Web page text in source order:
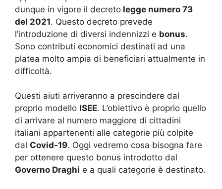
dunque in vigore il decreto legge numero 73
del 2021. Questo decreto prevede
l’introduzione di diversi indennizzi e bonus.
Sono contributi economici destinati ad una
platea molto ampia di beneficiari attualmente in
difficoltà.
Questi aiuti arriveranno a prescindere dal
proprio modello ISEE. L’obiettivo è proprio quello
di arrivare al numero maggiore di cittadini
italiani appartenenti alle categorie più colpite
dal Covid-19. Oggi vedremo cosa bisogna fare
per ottenere questo bonus introdotto dal
Governo Draghi e a quali categorie è destinato.